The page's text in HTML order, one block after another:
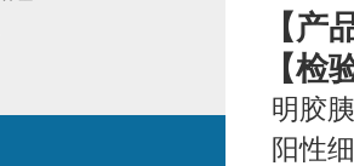
【产
【检
明胶
阳性